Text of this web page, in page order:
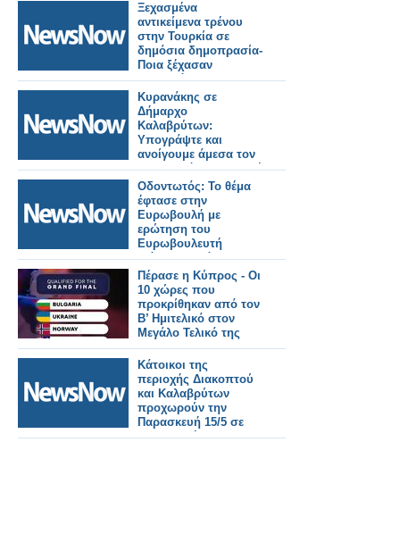
Ξεχασμένα
αντικείμενα τρένου
στην Τουρκία σε
δημόσια δημοπρασία-
Ποια ξέχασαν
περισσότερο οι
επιβάτες.
Κυρανάκης σε
Δήμαρχο
Καλαβρύτων:
Υπογράψτε και
ανοίγουμε άμεσα τον
Οδοντωτό – Επιστολή
στο ΤΕΕ που
καθυστερεί τη μελέτη.
Οδοντωτός: Το θέμα
έφτασε στην
Ευρωβουλή με
ερώτηση του
Ευρωβουλευτή
Γιάννη Μανιάτη.
Πέρασε η Κύπρος - Οι
10 χώρες που
προκρίθηκαν από τον
Β’ Ημιτελικό στον
Μεγάλο Τελικό της
Eurovision 2026!
Κάτοικοι της
περιοχής Διακοπτού
και Καλαβρύτων
προχωρούν την
Παρασκευή 15/5 σε
συλλαλητήριο για τον